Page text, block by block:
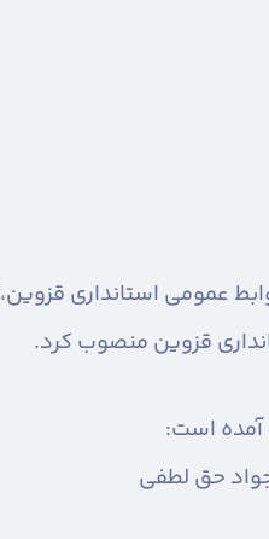
عمومی استانداری قزوین،
قزوین منصوب کرد.
است:
حق لطفی